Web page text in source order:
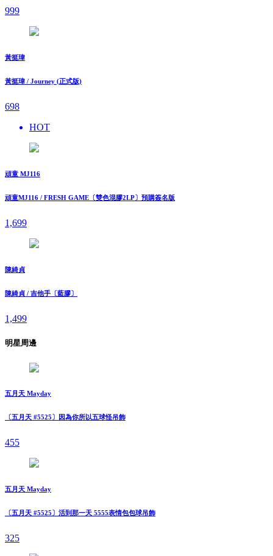
999
黃挺瑋
黃挺瑋 / Journey (正式版)
698
HOT
頑童 MJ116
頑童MJ116 / FRESH GAME〔雙色混膠2LP〕預購簽名版
1,699
陳綺貞
陳綺貞 / 吉他手〔藍膠〕
1,499
明星周邊
五月天 Mayday
〔五月天 #5525〕因為你所以五球怪吊飾
455
五月天 Mayday
〔五月天 #5525〕活到那一天 5555表情包包球吊飾
325